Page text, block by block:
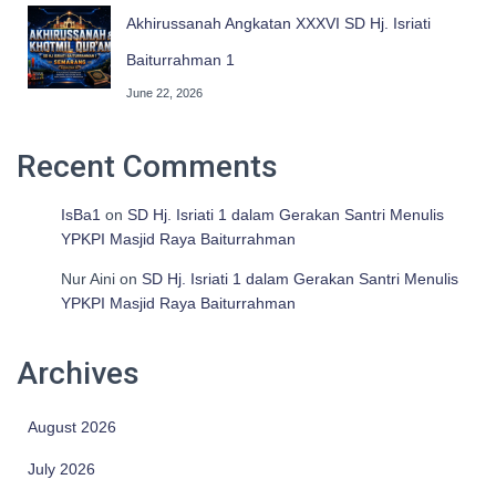
Akhirussanah Angkatan XXXVI SD Hj. Isriati
Baiturrahman 1
June 22, 2026
Recent Comments
IsBa1 on SD Hj. Isriati 1 dalam Gerakan Santri Menulis
YPKPI Masjid Raya Baiturrahman
Nur Aini on SD Hj. Isriati 1 dalam Gerakan Santri Menulis
YPKPI Masjid Raya Baiturrahman
Archives
August 2026
July 2026